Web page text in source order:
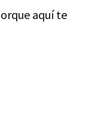
aquí te